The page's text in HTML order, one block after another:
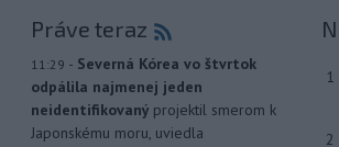
Práve teraz
11:29 - Severná Kórea vo štvrtok
odpálila najmenej jeden
neidentifikovaný projektil smerom k
Japonskému moru, uviedla
1
2